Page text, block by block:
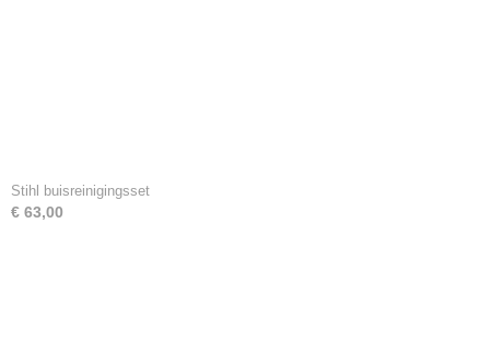
Stihl buisreinigingsset
€ 63,00